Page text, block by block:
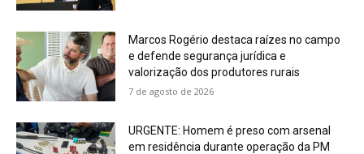
Marcos Rogério destaca raízes no campo
e defende segurança jurídica e
valorização dos produtores rurais
7 de agosto de 2026
URGENTE: Homem é preso com arsenal
em residência durante operação da PM